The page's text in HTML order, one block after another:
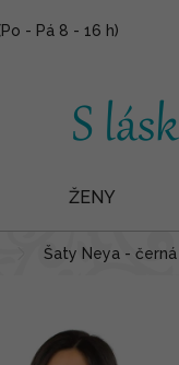
ŽENY
Šaty Neya -